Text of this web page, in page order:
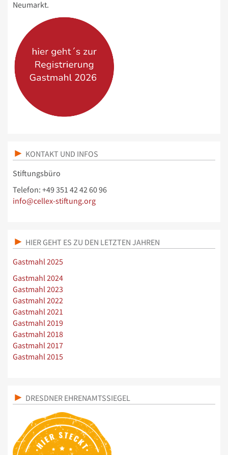
Neumarkt.
KONTAKT UND INFOS
Stiftungsbüro
Telefon: +49 351 42 42 60 96
info@cellex-stiftung.org
HIER GEHT ES ZU DEN LETZTEN JAHREN
Gastmahl 2025
Gastmahl 2024
Gastmahl 2023
Gastmahl 2022
Gastmahl 2021
Gastmahl 2019
Gastmahl 2018
Gastmahl 2017
Gastmahl 2015
DRESDNER EHRENAMTSSIEGEL